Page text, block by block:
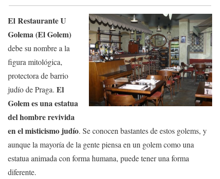
El Restaurante U
Golema (El Golem)
debe su nombre a la
figura mitológica,
protectora de barrio
judío de Praga. El
Golem es una estatua
del hombre revivida
en el misticismo judío. Se conocen bastantes de estos golems, y
aunque la mayoría de la gente piensa en un golem como una
estatua animada con forma humana, puede tener una forma
diferente.